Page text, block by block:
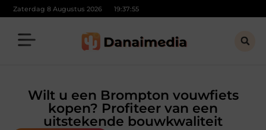
Zaterdag 8 Augustus 2026 19:37:56
Wilt u een Brompton vouwfiets
kopen? Profiteer van een
uitstekende bouwkwaliteit